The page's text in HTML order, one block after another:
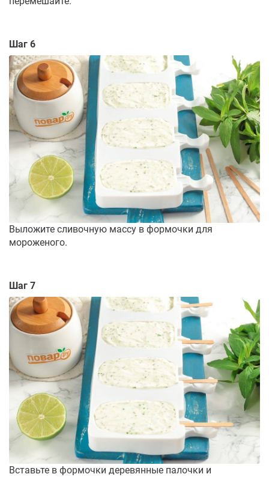
Шаг 6
Выложите сливочную массу в формочки для
мороженого.
Шаг 7
Вставьте в формочки деревянные палочки и